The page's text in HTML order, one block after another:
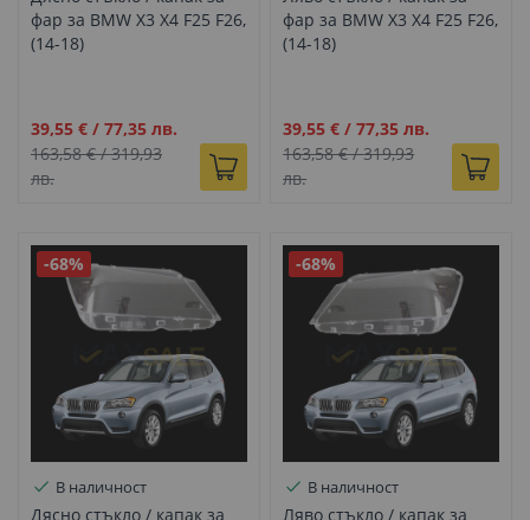
фар за BMW X3 X4 F25 F26,
(14-18)
Промо
цена
39,55 € / 77,35 лв.
163,58 €/319,93
лв.
фар за BMW X3 X4 F25 F26,
(14-18)
Промо
цена
39,55 € /77,35 лв.
163,58 €/319,93
лв.
-68%
В наличност
Дясно стъкло / капак за
-68%
В наличност
Ляво стъкло / капак за